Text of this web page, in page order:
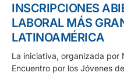
INSCRIPCIONES
LABORAL MÁS
LATINOAMÉRICA
La iniciativa, organizada por
Encuentro por los Jóvenes